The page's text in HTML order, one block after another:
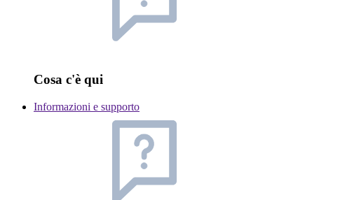
Cosa c'è qui
Informazioni e supporto